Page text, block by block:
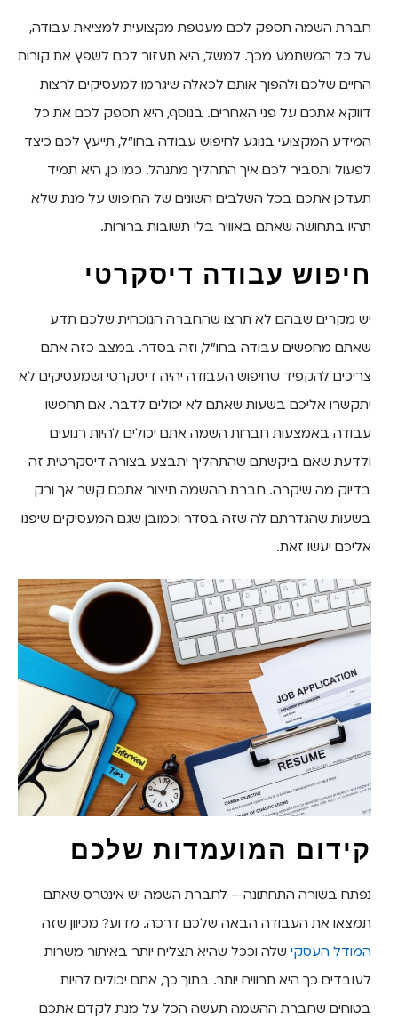
חברת השמה תספק לכם מעטפת מקצועית למציאת עבודה,
על כל המשתמע מכך. למשל, היא תעזור לכם לשפץ את קורות
החיים שלכם ולהפוך אותם לכאלה שיגרמו למעסיקים לרצות
דווקא אתכם על פני האחרים. בנוסף, היא תספק לכם את כל
המידע המקצועי בנוגע לחיפוש עבודה בחו"ל, תייעץ לכם כיצד
לפעול ותסביר לכם איך התהליך מתנהל. כמו כן, היא תמיד
תעדכן אתכם בכל השלבים השונים של החיפוש על מנת שלא
תהיו בתחושה שאתם באוויר בלי תשובות ברורות.
חיפוש עבודה דיסקרטי
יש מקרים שבהם לא תרצו שהחברה הנוכחית שלכם תדע
שאתם מחפשים עבודה בחו"ל, וזה בסדר. במצב כזה אתם
צריכים להקפיד שחיפוש העבודה יהיה דיסקרטי ושמעסיקים לא
יתקשרו אליכם בשעות שאתם לא יכולים לדבר. אם תחפשו
עבודה באמצעות חברות השמה אתם יכולים להיות רגועים
ולדעת שאם ביקשתם שהתהליך יתבצע בצורה דיסקרטית זה
בדיוק מה שיקרה. חברת ההשמה תיצור אתכם קשר אך ורק
בשעות שהגדרתם לה שזה בסדר וכמובן שגם המעסיקים שיפנו
אליכם יעשו זאת.
קידום המועמדות שלכם
נפתח בשורה התחתונה – לחברת השמה יש אינטרס שאתם
תמצאו את העבודה הבאה שלכם דרכה. מדוע? מכיוון שזה
המודל העסקי שלה וככל שהיא תצליח יותר באיתור משרות
לעובדים כך היא תרוויח יותר. בתוך כך, אתם יכולים להיות
בטוחים שחברת ההשמה תעשה הכל על מנת לקדם אתכם